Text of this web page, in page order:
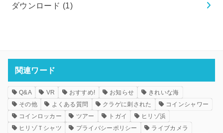
ダウンロード (1)
関連ワード
Q&A VR おすすめ! お知らせ
きれいな海
その他
よくある質問 クラゲに刺された
コインシャワー
コインロッカー
ツアー トガイ
ヒリゾ浜
ヒリゾＴシャツ
プライバシーポリシー
ライブカメラ